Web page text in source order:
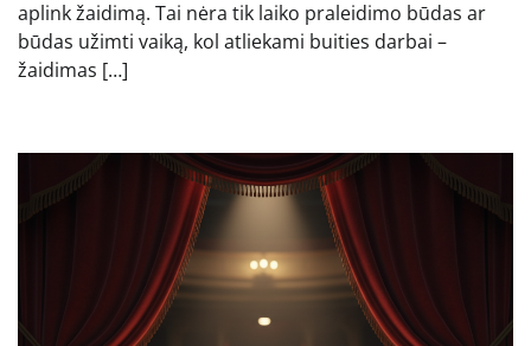
aplink žaidimą. Tai nėra tik laiko praleidimo būdas ar
būdas užimti vaiką, kol atliekami buities darbai –
žaidimas […]